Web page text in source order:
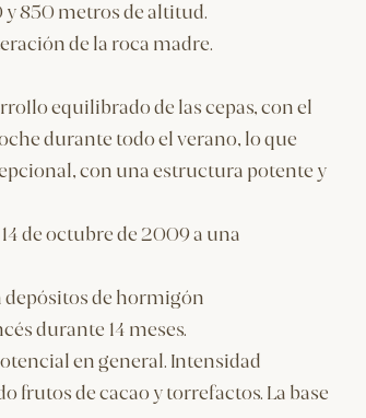
850 metros de altitud.
de la roca madre.
equilibrado de las cepas, con el
durante todo el verano, lo que
con una estructura potente y
de octubre de 2009 a una
depósitos de hormigón
durante 14 meses.
en general. Intensidad
de cacao y torrefactos. La base